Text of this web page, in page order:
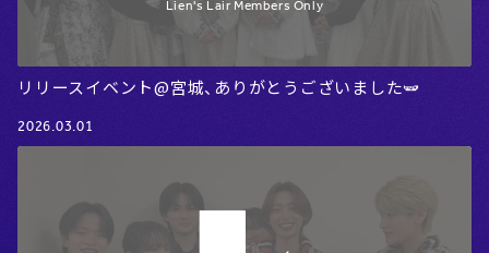
リリースイベント@宮城、ありがとうございました🫛
2026.03.01